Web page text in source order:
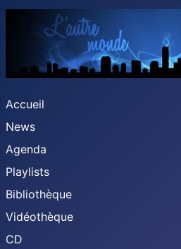
Accueil
News
Agenda
Playlists
Bibliothèque
Vidéothèque
CD